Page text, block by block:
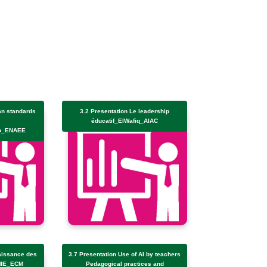
standards
3.2 Presentation Le leadership
éducatif_ElWafiq_AIAC
des
3.7 Presentation Use of AI by teachers
Pedagogical practices and